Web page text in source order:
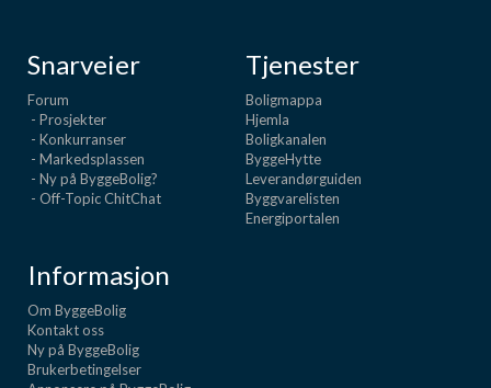
Snarveier
Forum
- Prosjekter
- Konkurranser
- Markedsplassen
- Ny på ByggeBolig?
- Off-Topic ChitChat
Tjenester
Boligmappa
Hjemla
Boligkanalen
ByggeHytte
Leverandørguiden
Byggvarelisten
Energiportalen
Informasjon
Om ByggeBolig
Kontakt oss
Ny på ByggeBolig
Brukerbetingelser